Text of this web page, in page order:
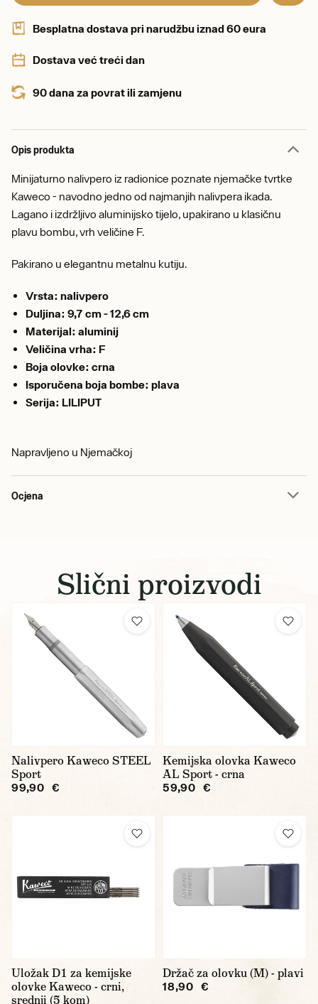
Besplatna dostava pri narudžbu iznad 60 eura
Dostava već treći dan
90 dana za povrat ili zamjenu
Opis produkta
Minijaturno nalivpero iz radionice poznate njemačke tvrtke
Kaweco - navodno jedno od najmanjih nalivpera ikada.
Lagano i izdržljivo aluminijsko tijelo, upakirano u klasičnu
plavu bombu, vrh veličine F.
Pakirano u elegantnu metalnu kutiju.
Vrsta: nalivpero
Duljina: 9,7 cm - 12,6 cm
Materijal: aluminij
Veličina vrha: F
Boja olovke: crna
Isporučena boja bombe: plava
Serija: LILIPUT
Napravljeno u Njemačkoj
Ocjena
Slični proizvodi
Nalivpero Kaweco STEEL
Sport
99,90 €
Kemijska olovka Kaweco
AL Sport - crna
59,90 €
Uložak D1 za kemijske
olovke Kaweco - crni,
srednji (5 kom)
Držač za olovku (M) - plavi
18,90 €